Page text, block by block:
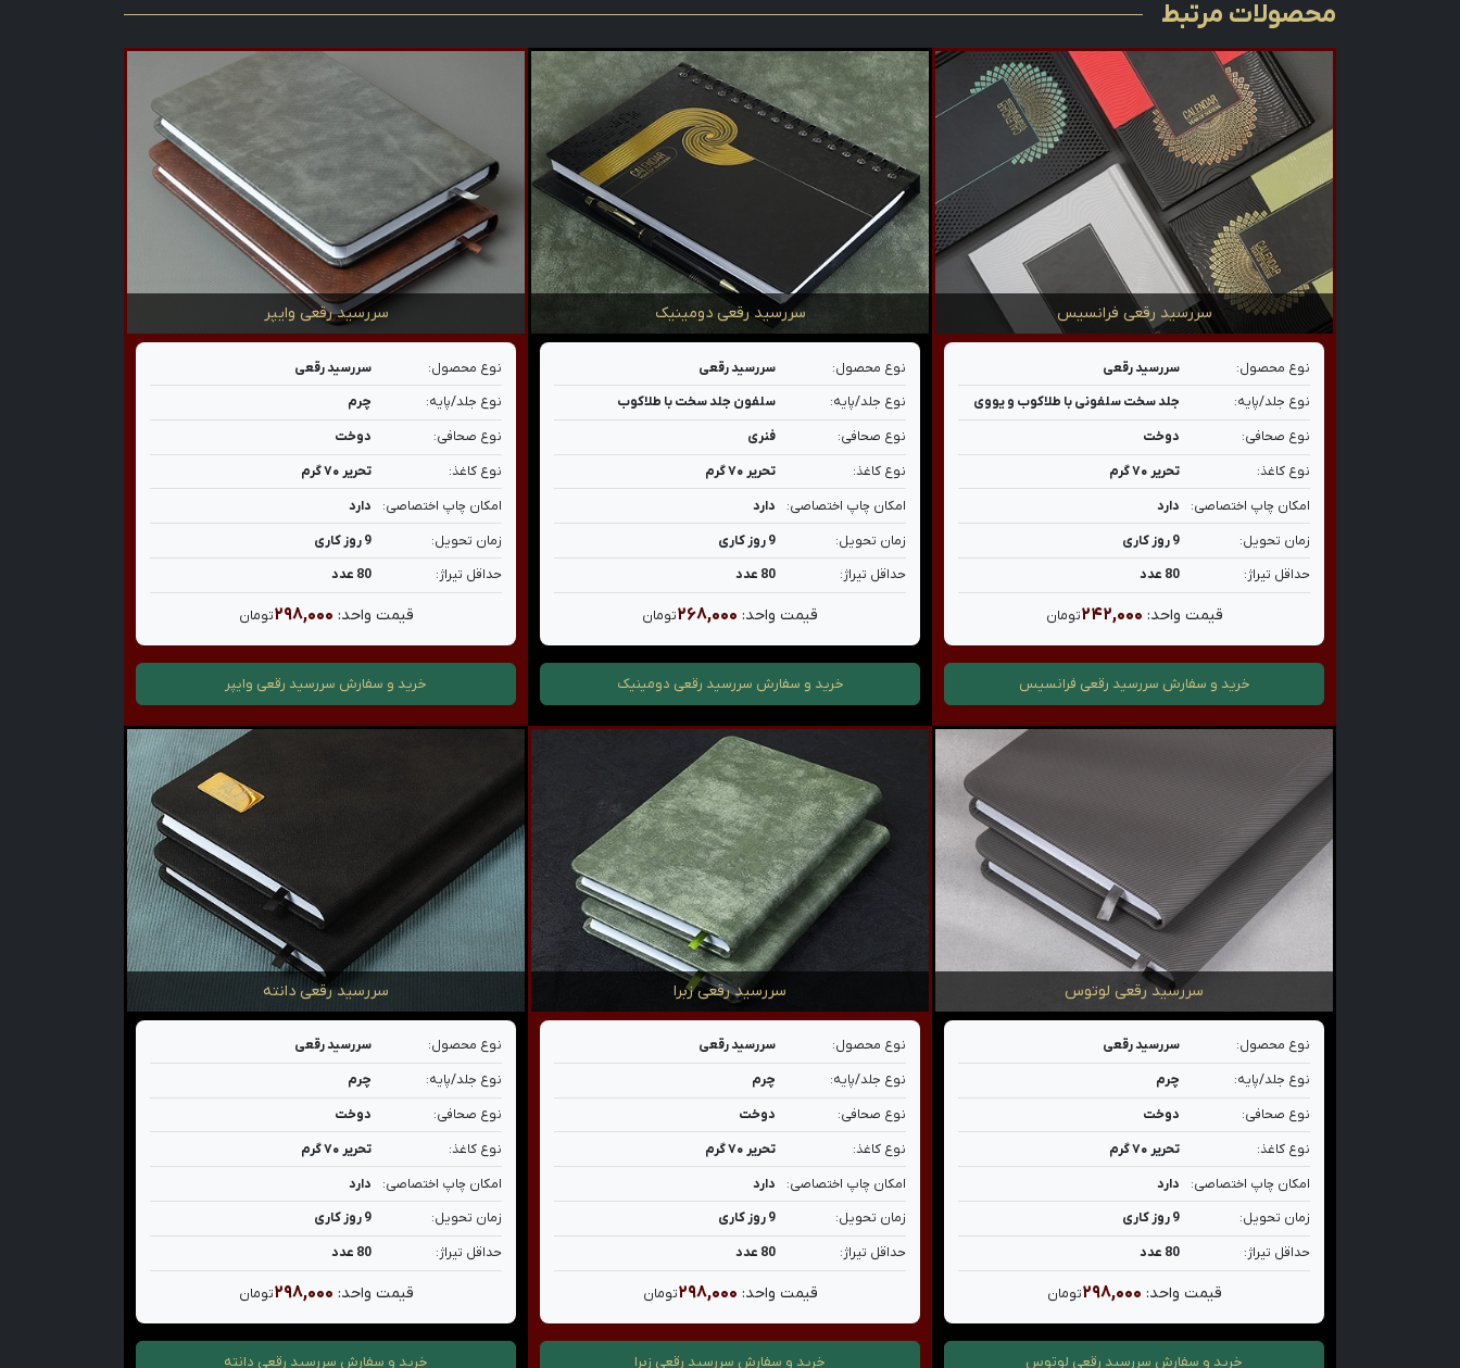
محصولات مرتبط
سررسید رقعی فرانسیس
نوع محصول:
سررسید رقعی
نوع جلد/پایه:
جلد سخت سلفونی با طلاکوب و یووی
نوع صحافی:
دوخت
نوع کاغذ:
تحریر ۷۰ گرم
امکان چاپ اختصاصی:
دارد
زمان تحویل:
9 روز کاری
حداقل تیراژ:
80 عدد
قیمت واحد: ۲۴۲,۰۰۰تومان
خرید و سفارش سررسید رقعی فرانسیس
سررسید رقعی دومینیک
نوع محصول:
سررسید رقعی
نوع جلد/پایه:
سلفون جلد سخت با طلاکوب
نوع صحافی:
فنری
نوع کاغذ:
تحریر ۷۰ گرم
امکان چاپ اختصاصی:
دارد
زمان تحویل:
9 روز کاری
حداقل تیراژ:
80 عدد
قیمت واحد: ۲۶۸,۰۰۰تومان
خرید و سفارش سررسید رقعی دومینیک
سررسید رقعی وایپر
نوع محصول:
سررسید رقعی
نوع جلد/پایه:
چرم
نوع صحافی:
دوخت
نوع کاغذ:
تحریر ۷۰ گرم
امکان چاپ اختصاصی:
دارد
زمان تحویل:
9 روز کاری
حداقل تیراژ:
80 عدد
قیمت واحد: ۲۹۸,۰۰۰تومان
خرید و سفارش سررسید رقعی وایپر
سررسید رقعی لوتوس
نوع محصول:
سررسید رقعی
نوع جلد/پایه:
چرم
نوع صحافی:
دوخت
نوع کاغذ:
تحریر ۷۰ گرم
امکان چاپ اختصاصی:
دارد
زمان تحویل:
9 روز کاری
حداقل تیراژ:
80 عدد
قیمت واحد: ۲۹۸,۰۰۰تومان
خرید و سفارش سررسید رقعی لوتوس
سررسید رقعی زبرا
نوع محصول:
سررسید رقعی
نوع جلد/پایه:
چرم
نوع صحافی:
دوخت
نوع کاغذ:
تحریر ۷۰ گرم
امکان چاپ اختصاصی:
دارد
زمان تحویل:
9 روز کاری
حداقل تیراژ:
80 عدد
قیمت واحد: ۲۹۸,۰۰۰تومان
خرید و سفارش سررسید رقعی زبرا
سررسید رقعی دانته
نوع محصول:
سررسید رقعی
نوع جلد/پایه:
چرم
نوع صحافی:
دوخت
نوع کاغذ:
تحریر ۷۰ گرم
امکان چاپ اختصاصی:
دارد
زمان تحویل:
9 روز کاری
حداقل تیراژ:
80 عدد
قیمت واحد: ۲۹۸,۰۰۰تومان
خرید و سفارش سررسید رقعی دانته